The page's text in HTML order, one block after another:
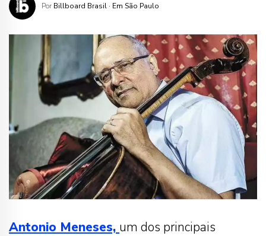
Por Billboard Brasil · Em São Paulo
Antonio Meneses, um dos principais